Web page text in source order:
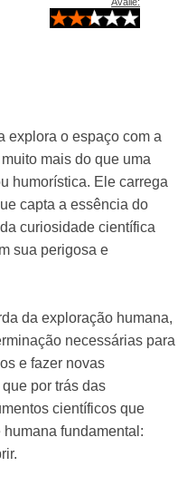
explora o espaço com a
mais do que uma
humorística. Ele carrega
capta a essência do
curiosidade científica
sua perigosa e
da exploração humana,
necessárias para
e fazer novas
por trás das
científicos que
fundamental: